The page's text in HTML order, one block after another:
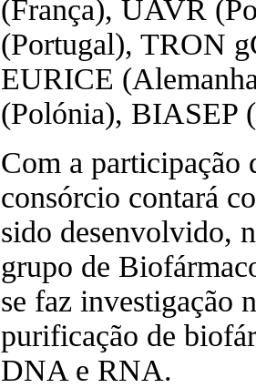
(França), UAVR
(Portugal), TRON
EURICE
(Polónia), BIASEP
Com a
consórcio contará
sido desenvolvido,
grupo de
se faz investigação
purificação de
DNA e RNA.